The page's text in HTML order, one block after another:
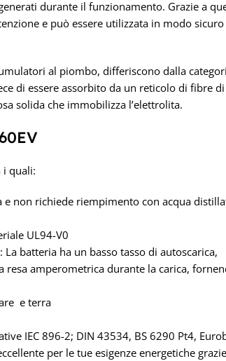
durante il funzionamento. Grazie a
e può essere utilizzata in modo
al piombo, differiscono dalla
di essere assorbito da un reticolo di fibre di
solida che immobilizza l’elettrolita.
i quali:
e non richiede riempimento con acqua
UL94-V0
: La batteria ha un basso tasso di autoscarica,
resa amperometrica durante la carica,
e terra
IEC 896-2; DIN 43534, BS 6290 Pt4,
per le tue esigenze energetiche grazie